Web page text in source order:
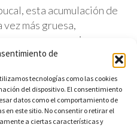
de
tecnologías como las cookies
del dispositivo. El consentimiento
datos como el comportamiento de
este sitio. No consentir o retirar el
a ciertas características y
esta acumulación de
vez más gruesa,
poco, se comienza a
enfermedad que
e irritándolas de
si las tocamos.
hablamos, al hacerse
sarro, y para
con un